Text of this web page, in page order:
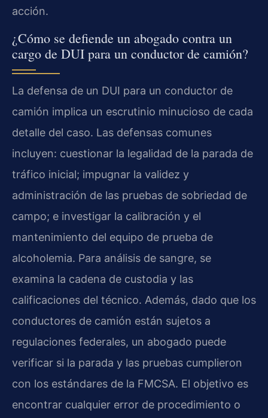
acción.
¿Cómo se defiende un abogado contra un
cargo de DUI para un conductor de camión?
La defensa de un DUI para un conductor de
camión implica un escrutinio minucioso de cada
detalle del caso. Las defensas comunes
incluyen: cuestionar la legalidad de la parada de
tráfico inicial; impugnar la validez y
administración de las pruebas de sobriedad de
campo; e investigar la calibración y el
mantenimiento del equipo de prueba de
alcoholemia. Para análisis de sangre, se
examina la cadena de custodia y las
calificaciones del técnico. Además, dado que los
conductores de camión están sujetos a
regulaciones federales, un abogado puede
verificar si la parada y las pruebas cumplieron
con los estándares de la FMCSA. El objetivo es
encontrar cualquier error de procedimiento o